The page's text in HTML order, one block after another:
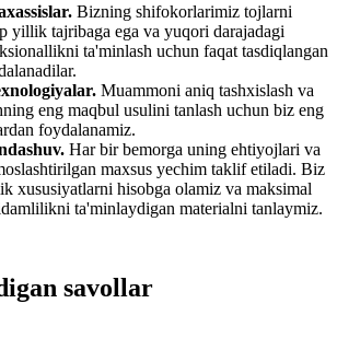
Bizning shifokorlarimiz tojlarni
yillik tajribaga ega va yuqori darajadagi
ta'minlash uchun faqat tasdiqlangan
Muammoni aniq tashxislash va
eng maqbul usulini tanlash uchun biz eng
foydalanamiz.
Har bir bemorga uning ehtiyojlari va
maxsus yechim taklif etiladi. Biz
xususiyatlarni hisobga olamiz va maksimal
ta'minlaydigan materialni tanlaymiz.
savollar